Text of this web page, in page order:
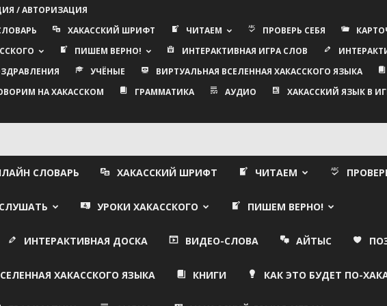
/ АВТОРИЗАЦИЯ
ХАКАССКИЙ ШРИФТ ЧИТАЕМ ПРОВЕРЬ СЕБЯ
ПИШЕМ ВЕРНО! ИНТЕРАКТИВНАЯ ИГРА СЛОВ
УЧЁНЫЕ ВИРТУАЛЬНАЯ ВСЕЛЕННАЯ ХАКАССКОГО ЯЗЫКА
НА ХАКАССКОМ ГРАММАТИКА АУДИО ХАКАССКИЙ ЯЗЫК В
СЛОВАРЬ ХАКАССКИЙ ШРИФТ ЧИТАЕМ
УРОКИ ХАКАССКОГО ПИШЕМ ВЕРНО!
ИНТЕРАКТИВНАЯ ДОСКА ВИДЕО-СЛОВА АЙТЫС
ХАКАССКОГО ЯЗЫКА КНИГИ КАК ЭТО БУДЕТ ПО-